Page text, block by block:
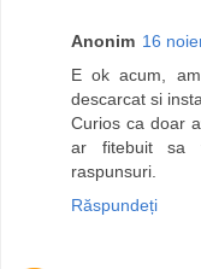
Anonim 16
E ok acum,
descarcat si
Curios ca doar
ar fitebuit sa
raspunsuri.
Răspundeți